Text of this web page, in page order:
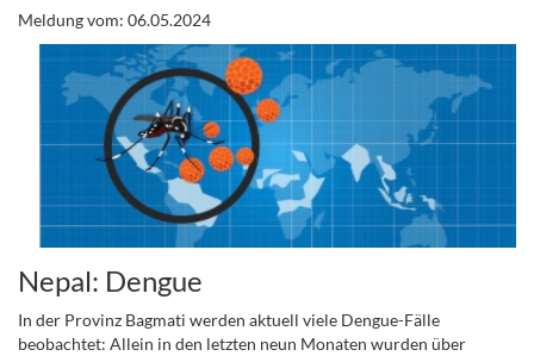
Meldung vom: 06.05.2024
Nepal: Dengue
In der Provinz Bagmati werden aktuell viele Dengue-Fälle
beobachtet: Allein in den letzten neun Monaten wurden über